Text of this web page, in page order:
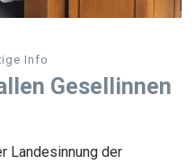
Info
Gesellinnen
Landesinnung der